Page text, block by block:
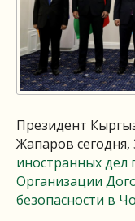
Президент
Жапаров
иностранных дел
Организации
безопасности в